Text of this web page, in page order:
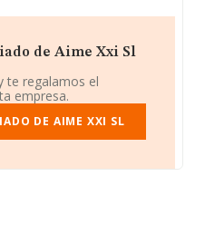
de Aime Xxi Sl
te regalamos el
empresa.
DE AIME XXI SL